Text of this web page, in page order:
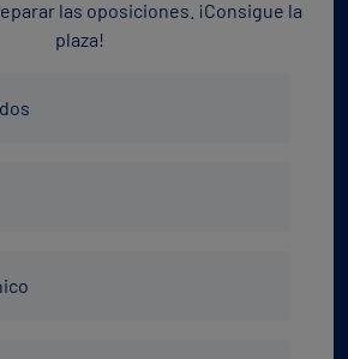
las oposiciones. ¡Consigue la
plaza!